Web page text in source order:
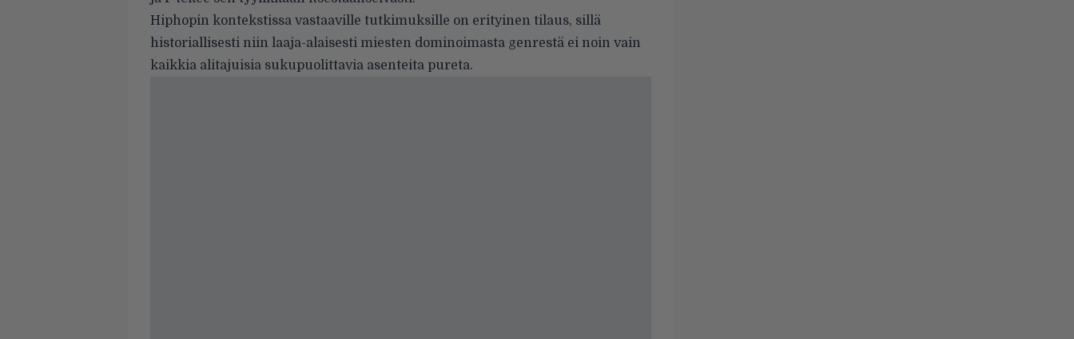
Hiphopin kontekstissa vastaaville tutkimuksille on erityinen tilaus, sillä
historiallisesti niin laaja-alaisesti miesten dominoimasta genrestä ei noin vain
kaikkia alitajuisia sukupuolittavia asenteita pureta.